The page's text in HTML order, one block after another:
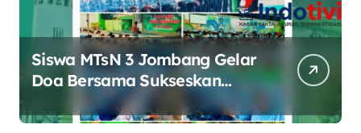
Siswa MTsN 3 Jombang Gelar
Doa Bersama Sukseskan
Muktamar ke-35 NU di
Tambakberas